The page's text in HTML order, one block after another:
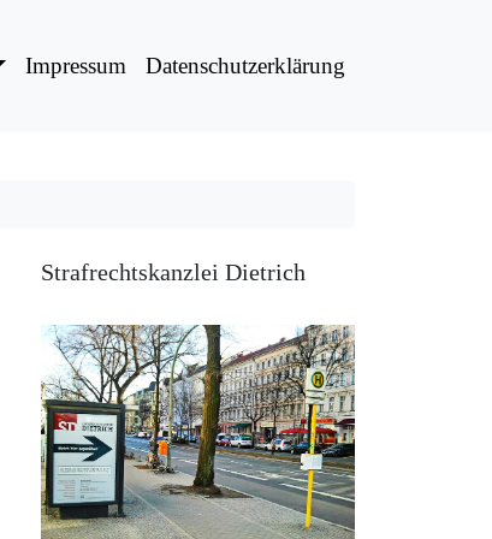
Impressum Datenschutzerklärung
Strafrechtskanzlei Dietrich